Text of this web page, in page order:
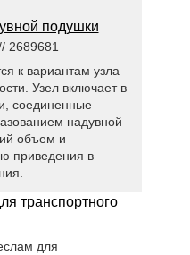
подушки
2689681
к вариантам узла
Узел включает в
соединенные
надувной
объем и
приведения в
транспортного
для